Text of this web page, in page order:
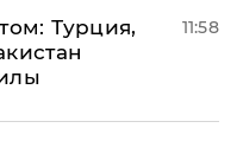
Турция,
11:58